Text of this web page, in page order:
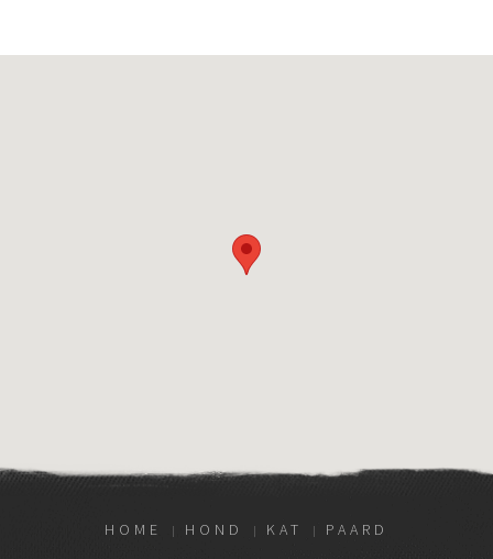
HOME HOND KAT
PAARD